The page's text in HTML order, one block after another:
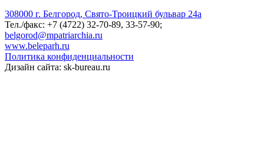
308000 г. Белгород, Свято-Троицкий бульвар 24а
Тел./факс: +7 (4722) 32-70-89, 33-57-90;
belgorod@mpatriarchia.ru
www.beleparh.ru
Политика конфиденциальности
Дизайн сайта: sk-bureau.ru